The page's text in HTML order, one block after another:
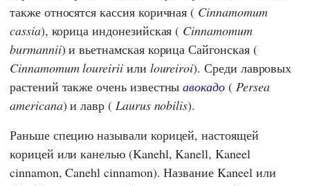
также относятся кассия коричная ( Cinnamomum
cassia), корица индонезийская ( Cinnamomum
burmannii) и вьетнамская корица Сайгонская (
Cinnamomum loureiriiили loureiroi). Среди лавровых
растений также очень известныавокадо ( Persea
americana) и лавр ( Laurus nobilis).
Раньше специю называли корицей, настоящей
корицей или канелью (Kanehl, Kanell, Kaneel
cinnamon, Canehl cinnamon). Название Kaneel или